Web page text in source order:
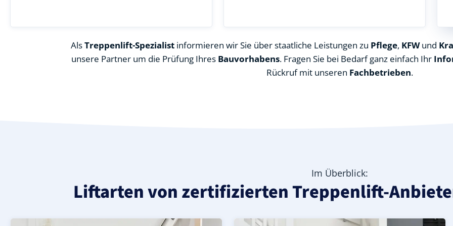
AlsTreppenlift-Spezialist informieren wir Sie über staatliche Leistungen zu Pflege, KFWund
unsere Partner um die Prüfung Ihres Bauvorhabens. Fragen Sie bei Bedarf ganz einfach Ihr
Rückruf mit unseren Fachbetrieben.
Im Überblick:
Liftarten von zertifizierten Treppenlift-